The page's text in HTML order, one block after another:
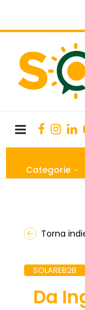
Categorie
Torna
SOLAREB2B
Da